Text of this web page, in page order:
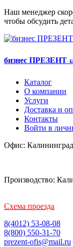
Наш менеджер
чтобы обсудить
бизнес ПРЕЗЕНТ·
Каталог
О компании
Услуги
Доставка и
Контакты
Войти в
Офис:
Производство:
Схема проезда
8(4012) 53-08-08
8(800) 550-31-70
prezent-ofis@mail.ru